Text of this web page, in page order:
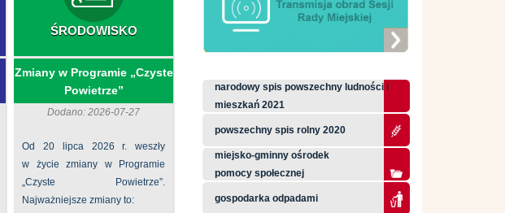
ŚRODOWISKO
Zmiany w Programie „Czyste
Powietrze”
Dodano: 2026-07-27
Od 20 lipca 2026 r. weszły
w życie zmiany w Programie
„Czyste Powietrze”.
Najważniejsze zmiany to:
narodowy spis powszechny ludności i
mieszkań 2021
powszechny spis rolny 2020
miejsko-gminny ośrodek
pomocy społecznej
gospodarka odpadami